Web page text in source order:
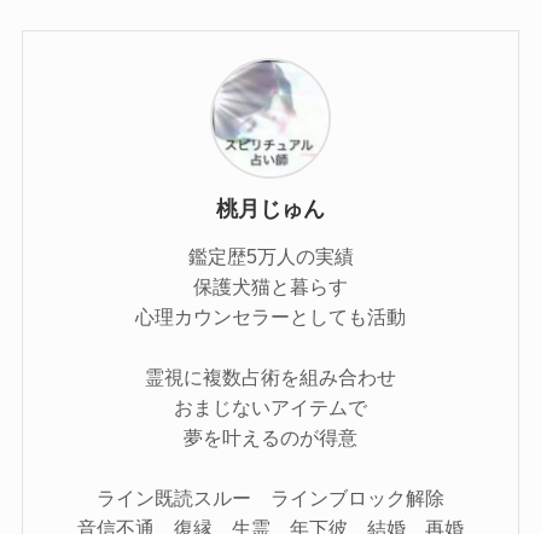
桃月じゅん
鑑定歴5万人の実績
保護犬猫と暮らす
心理カウンセラーとしても活動
霊視に複数占術を組み合わせ
おまじないアイテムで
夢を叶えるのが得意
ライン既読スルー ラインブロック解除
音信不通 復縁 生霊 年下彼 結婚 再婚